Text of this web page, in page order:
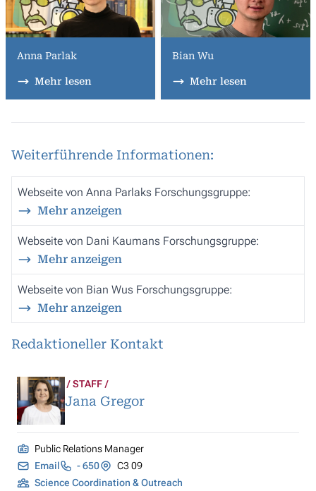
Anna Parlak
Mehr lesen
Bian Wu
Mehr lesen
Weiterführende Informationen:
Webseite von Anna Parlaks Forschungsgruppe:
Mehr anzeigen
Webseite von Dani Kaumans Forschungsgruppe:
Mehr anzeigen
Webseite von Bian Wus Forschungsgruppe:
Mehr anzeigen
Redaktioneller Kontakt
STAFF
Jana Gregor
Public Relations Manager
Email
- 650
C3 09
Science Coordination & Outreach